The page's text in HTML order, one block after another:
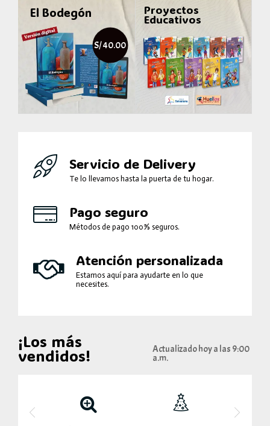
El Bodegón
S/ 40.00
Proyectos
Educativos
Servicio de Delivery
Te lo llevamos hasta la puerta de tu hogar.
Pago seguro
Métodos de pago 100% seguros.
Atención personalizada
Estamos aquí para ayudarte en lo que
necesites.
¡Los más
vendidos! Actualizado hoy a las 9:00
a.m.